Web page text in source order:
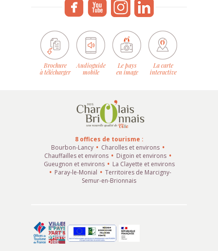
Brochure
à télécharger
Audioguide
mobile
Le pays
en image
La carte
interactive
8 offices de tourisme :
Bourbon-Lancy
Charolles et environs
Chauffailles et environs
Digoin et environs
Gueugnon et environs
La Clayette et environs
Paray-le-Monial
Territoires de Marcigny-
Semur-en-Brionnais